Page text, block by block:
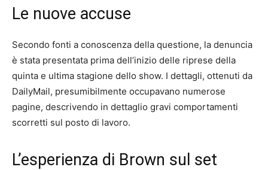
Le nuove accuse
Secondo fonti a conoscenza della questione, la denuncia
è stata presentata prima dell’inizio delle riprese della
quinta e ultima stagione dello show. I dettagli, ottenuti da
DailyMail, presumibilmente occupavano numerose
pagine, descrivendo in dettaglio gravi comportamenti
scorretti sul posto di lavoro.
L’esperienza di Brown sul set